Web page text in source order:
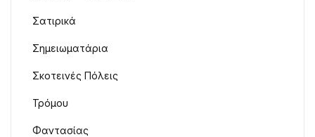
Σατιρικά
Σημειωματάρια
Σκοτεινές Πόλεις
Τρόμου
Φαντασίας